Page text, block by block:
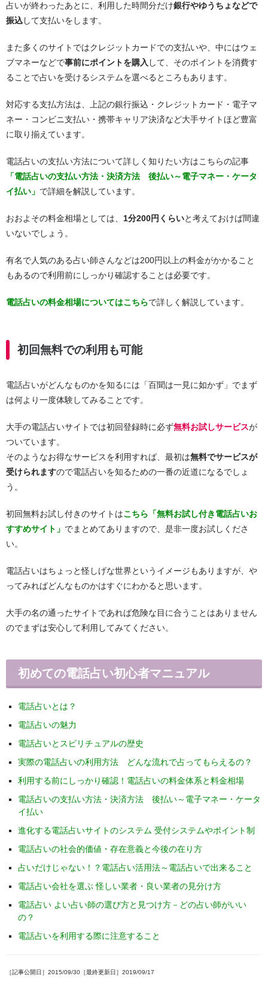
占いが終わったあとに、利用した時間分だけ銀行やゆうちょなどで
振込して支払いをします。
また多くのサイトではクレジットカードでの支払いや、中にはウェ
ブマネーなどで事前にポイントを購入 して、そのポイントを消費す
ることで占いを受けるシステムを選べるところもあります。
対応する支払方法は、上記の銀行振込・クレジットカード・電子マ
ネー・コンビニ支払い・携帯キャリア決済など大手サイトほど豊富
に取り揃えています。
電話占いの支払い方法について詳しく知りたい方はこちらの記事
「電話占いの支払い方法・決済方法 後払い～電子マネー・ケータ
イ払い」 で詳細を解説しています。
おおよその料金相場としては、 1分200円くらいと考えておけば間違
いないでしょう。
有名で人気のある占い師さんなどは200円以上の料金がかかること
もあるので利用前にしっかり確認することは必要です。
電話占いの料金相場についてはこちらで詳しく解説しています。
初回無料での利用も可能
電話占いがどんなものかを知るには「百聞は一見に如かず」でまず
は何より一度体験してみることです。
大手の電話占いサイトでは初回登録時に必ず無料お試しサービスが
ついています。
そのようなお得なサービスを利用すれば、最初は無料でサービスが
受けられますので電話占いを知るための一番の近道になるでしょ
う。
初回無料お試し付きのサイトはこちら「無料お試し付き電話占いお
すすめサイト」 でまとめてありますので、是非一度お試しくださ
い。
電話占いはちょっと怪しげな世界というイメージもありますが、や
ってみればどんなものかはすぐにわかると思います。
大手の名の通ったサイトであれば危険な目に合うことはありません
のでまずは安心して利用してみてください。
初めての電話占い初心者マニュアル
電話占いとは？
電話占いの魅力
電話占いとスピリチュアルの歴史
実際の電話占いの利用方法 どんな流れで占ってもらえるの？
利用する前にしっかり確認！電話占いの料金体系と料金相場
電話占いの支払い方法・決済方法 後払い～電子マネー・ケータ
イ払い
進化する電話占いサイトのシステム 受付システムやポイント制
電話占いの社会的価値・存在意義と今後の在り方
占いだけじゃない！？電話占い活用法～電話占いで出来ること
電話占い会社を選ぶ 怪しい業者・良い業者の見分け方
電話占い よい占い師の選び方と見つけ方－どの占い師がいい
の？
電話占いを利用する際に注意すること
［記事公開日］2015/09/30［最終更新日］2019/09/17